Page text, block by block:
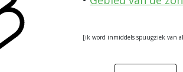
[ik word inmiddels spuugziek van